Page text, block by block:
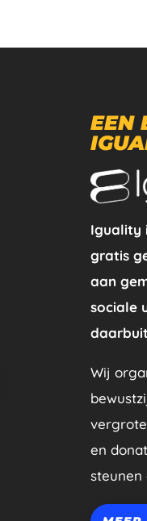
EEN
Iguality
gratis
aan
sociale
Wij
en
steunen